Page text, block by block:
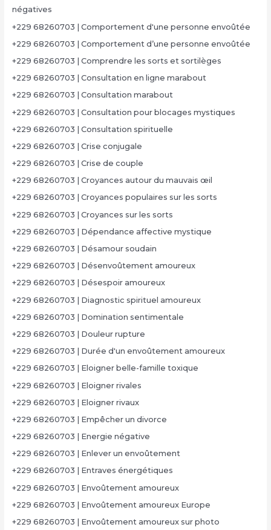
négatives
+229 68260703 | Comportement d'une personne envoûtée
+229 68260703 | Comportement d’une personne envoûtée
+229 68260703 | Comprendre les sorts et sortilèges
+229 68260703 | Consultation en ligne marabout
+229 68260703 | Consultation marabout
+229 68260703 | Consultation pour blocages mystiques
+229 68260703 | Consultation spirituelle
+229 68260703 | Crise conjugale
+229 68260703 | Crise de couple
+229 68260703 | Croyances autour du mauvais œil
+229 68260703 | Croyances populaires sur les sorts
+229 68260703 | Croyances sur les sorts
+229 68260703 | Dépendance affective mystique
+229 68260703 | Désamour soudain
+229 68260703 | Désenvoûtement amoureux
+229 68260703 | Désespoir amoureux
+229 68260703 | Diagnostic spirituel amoureux
+229 68260703 | Domination sentimentale
+229 68260703 | Douleur rupture
+229 68260703 | Durée d'un envoûtement amoureux
+229 68260703 | Eloigner belle-famille toxique
+229 68260703 | Eloigner rivales
+229 68260703 | Eloigner rivaux
+229 68260703 | Empêcher un divorce
+229 68260703 | Energie négative
+229 68260703 | Enlever un envoûtement
+229 68260703 | Entraves énergétiques
+229 68260703 | Envoûtement amoureux
+229 68260703 | Envoûtement amoureux Europe
+229 68260703 | Envoûtement amoureux sur photo